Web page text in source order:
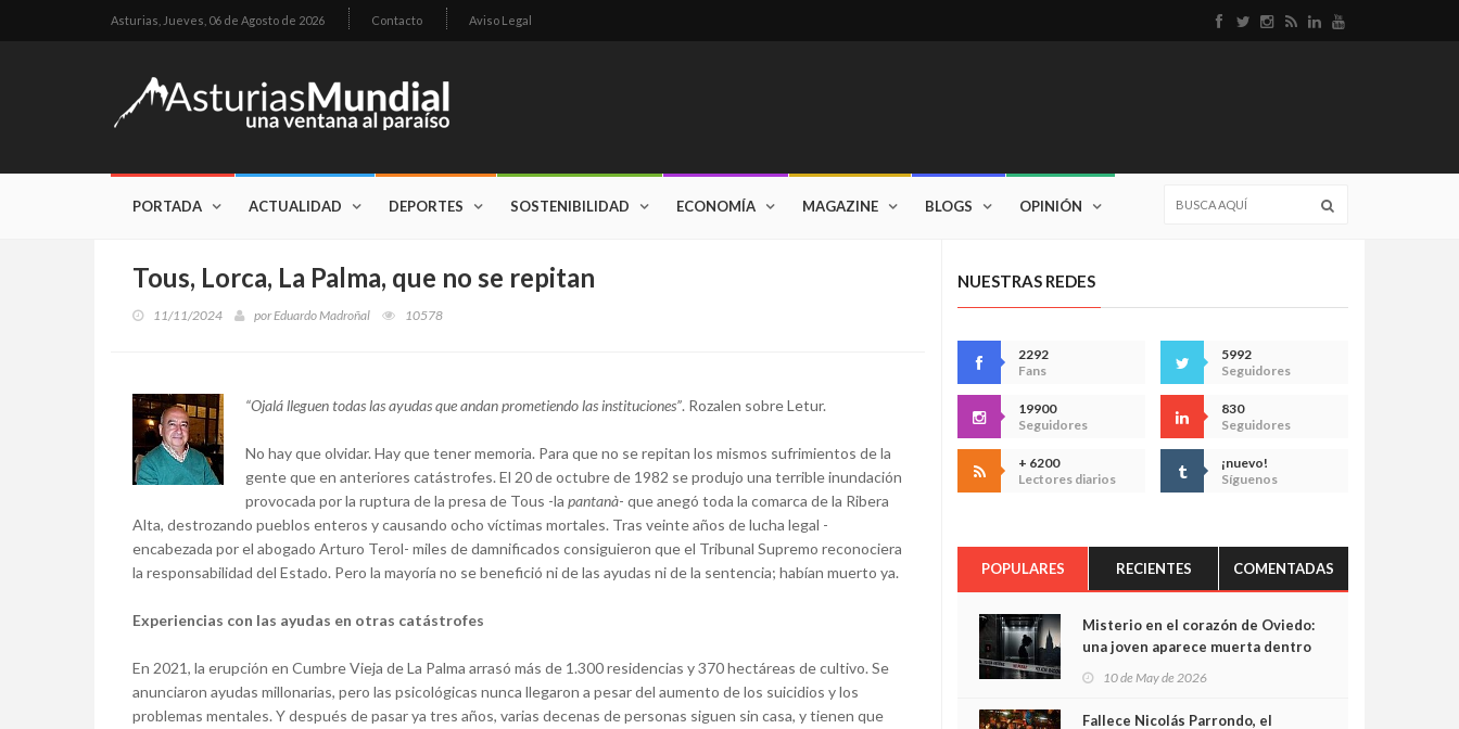
Asturias, Jueves, 06 de Agosto de 2026 Contacto Aviso Legal
PORTADA ACTUALIDAD DEPORTES SOSTENIBILIDAD ECONOMÍA MAGAZINE BLOGS OPINIÓN
Tous, Lorca, La Palma, que no se repitan
11/11/2024 porEduardo Madroñal 10578
“Ojalá lleguen todas las ayudas que andan prometiendo las instituciones”. Rozalen sobre Letur.
No hay que olvidar. Hay que tener memoria. Para que no se repitan los mismos sufrimientos de la
gente que en anteriores catástrofes. El 20 de octubre de 1982 se produjo una terrible inundación
provocada por la ruptura de la presa de Tous -la pantanà- que anegó toda la comarca de la Ribera
Alta, destrozando pueblos enteros y causando ocho víctimas mortales. Tras veinte años de lucha legal -
encabezada por el abogado Arturo Terol- miles de damnificados consiguieron que el Tribunal Supremo reconociera
la responsabilidad del Estado. Pero la mayoría no se benefició ni de las ayudas ni de la sentencia; habían muerto ya.
Experiencias con las ayudas en otras catástrofes
En 2021, la erupción en Cumbre Vieja de La Palma arrasó más de 1.300 residencias y 370 hectáreas de cultivo. Se
anunciaron ayudas millonarias, pero las psicológicas nunca llegaron a pesar del aumento de los suicidios y los
problemas mentales. Y después de pasar ya tres años, varias decenas de personas siguen sin casa, y tienen que
NUESTRAS REDES
2292
Fans
5992
Seguidores
19900
Seguidores
830
Seguidores
+ 6200
Lectores diarios
¡nuevo!
Síguenos
POPULARES RECIENTES COMENTADAS
Misterio en el corazón de Oviedo:
una joven aparece muerta dentro
cámaras captan sus últimos
minutos
10 de May de 2026
Fallece Nicolás Parrondo, el